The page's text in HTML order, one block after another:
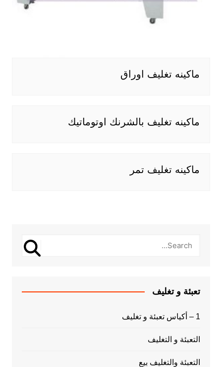
ماكينه تغليف اوراق
ماكينه تغليف بالشرنك اوتوماتيك
ماكينه تغليف تمر
تعبئة و تغليف
1 – أكياس تعبئة و تغليف
التعبئة و التغليف
التعبئة والتغليف بيع